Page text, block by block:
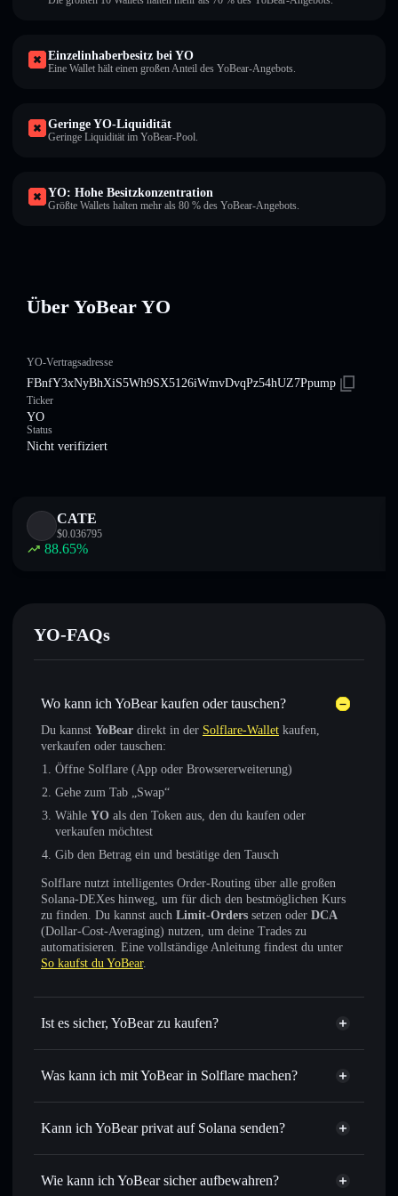
Einzelinhaberbesitz bei YO
Eine Wallet hält einen großen Anteil des YoBear-Angebots.
Geringe YO-Liquidität
Geringe Liquidität im YoBear-Pool.
YO: Hohe Besitzkonzentration
Größte Wallets halten mehr als 80 % des YoBear-Angebots.
Über YoBear YO
YO-Vertragsadresse
FBnfY3xNyBhXiS5Wh9SX5126iWmvDvqPz54hUZ7Ppump
Ticker
YO
Status
Nicht verifiziert
CATE
$0.036795
88.65%
YO-FAQs
Wo kann ich YoBear kaufen oder tauschen?
Du kannst YoBear direkt in der Solflare-Wallet kaufen,
verkaufen oder tauschen:
Öffne Solflare (App oder Browsererweiterung)
Gehe zum Tab „Swap“
Wähle YO als den Token aus, den du kaufen oder
verkaufen möchtest
Gib den Betrag ein und bestätige den Tausch
Solflare nutzt intelligentes Order-Routing über alle großen
Solana-DEXes hinweg, um für dich den bestmöglichen Kurs
zu finden. Du kannst auch Limit-Orders setzen oder DCA
(Dollar-Cost-Averaging) nutzen, um deine Trades zu
automatisieren. Eine vollständige Anleitung findest du unter
So kaufst du YoBear.
Ist es sicher, YoBear zu kaufen?
YoBear nicht verifiziert
Was kann ich mit YoBear in Solflare machen?
YoBear
Solflare-Wallet
Sofort tauschen – handle YO gegen SOL, USDC oder
Routing zum bestmöglichen Kurs
Limit-Orders setzen – automatisiere Trades zu deinem
Kann ich YoBear privat auf Solana senden?
Privacy
Wie kann ich YoBear sicher aufbewahren?